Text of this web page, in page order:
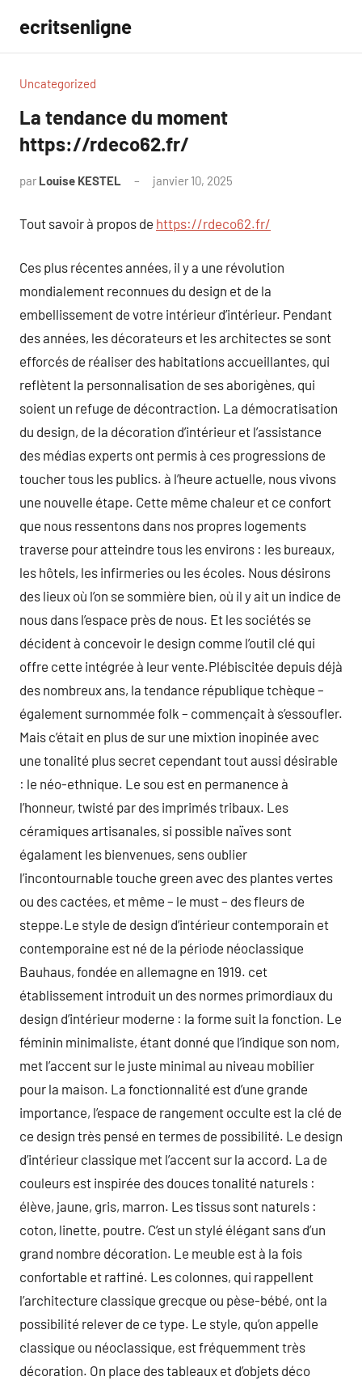
contenu
ecritsenligne
Uncategorized
La tendance du moment
https://rdeco62.fr/
par Louise KESTEL janvier 10, 2025
Tout savoir à propos de https://rdeco62.fr/
Ces plus récentes années, il y a une révolution
mondialement reconnues du design et de la
embellissement de votre intérieur d’intérieur. Pendant
des années, les décorateurs et les architectes se sont
efforcés de réaliser des habitations accueillantes, qui
reflètent la personnalisation de ses aborigènes, qui
soient un refuge de décontraction. La démocratisation
du design, de la décoration d’intérieur et l’assistance
des médias experts ont permis à ces progressions de
toucher tous les publics. à l’heure actuelle, nous vivons
une nouvelle étape. Cette même chaleur et ce confort
que nous ressentons dans nos propres logements
traverse pour atteindre tous les environs : les bureaux,
les hôtels, les infirmeries ou les écoles. Nous désirons
des lieux où l’on se sommière bien, où il y ait un indice de
nous dans l’espace près de nous. Et les sociétés se
décident à concevoir le design comme l’outil clé qui
offre cette intégrée à leur vente.Plébiscitée depuis déjà
des nombreux ans, la tendance république tchèque –
également surnommée folk – commençait à s’essoufler.
Mais c’était en plus de sur une mixtion inopinée avec
une tonalité plus secret cependant tout aussi désirable
: le néo-ethnique. Le sou est en permanence à
l’honneur, twisté par des imprimés tribaux. Les
céramiques artisanales, si possible naïves sont
égalament les bienvenues, sens oublier
l’incontournable touche green avec des plantes vertes
ou des cactées, et même – le must – des fleurs de
steppe.Le style de design d’intérieur contemporain et
contemporaine est né de la période néoclassique
Bauhaus, fondée en allemagne en 1919. cet
établissement introduit un des normes primordiaux du
design d’intérieur moderne : la forme suit la fonction. Le
féminin minimaliste, étant donné que l’indique son nom,
met l’accent sur le juste minimal au niveau mobilier
pour la maison. La fonctionnalité est d’une grande
importance, l’espace de rangement occulte est la clé de
ce design très pensé en termes de possibilité. Le design
d’intérieur classique met l’accent sur la accord. La de
couleurs est inspirée des douces tonalité naturels :
élève, jaune, gris, marron. Les tissus sont naturels :
coton, linette, poutre. C’est un stylé élégant sans d’un
grand nombre décoration. Le meuble est à la fois
confortable et raffiné. Les colonnes, qui rappellent
l’architecture classique grecque ou pèse-bébé, ont la
possibilité relever de ce type. Le style, qu’on appelle
classique ou néoclassique, est fréquemment très
décoration. On place des tableaux et d’objets déco